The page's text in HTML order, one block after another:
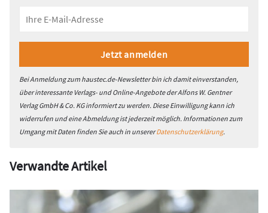
Bei Anmeldung zum haustec.de-Newsletter bin ich damit einverstanden,
über interessante Verlags- und Online-Angebote der Alfons W. Gentner
Verlag GmbH & Co. KG informiert zu werden. Diese Einwilligung kann ich
widerrufen und eine Abmeldung ist jederzeit möglich. Informationen zum
Umgang mit Daten finden Sie auch in unsererDatenschutzerklärung.
Verwandte Artikel